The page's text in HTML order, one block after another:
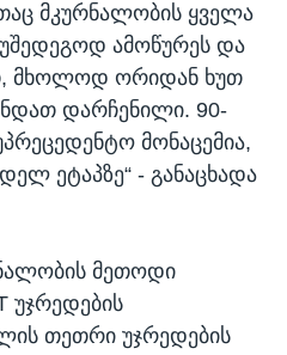
მკურნალობის ყველა
ამოწურეს და
მხოლოდ ორიდან ხუთ
დარჩენილი. 90-
მონაცემია,
ეტაპზე“ - განაცხადა
მეთოდი
უჯრედების
თეთრი უჯრედების